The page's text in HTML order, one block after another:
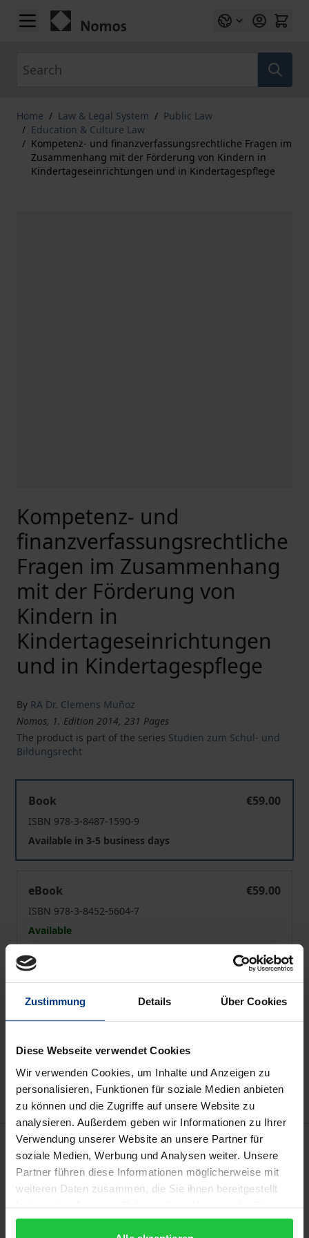
Zustimmung Details Über Cookies
Diese Webseite verwendet Cookies
Wir verwenden Cookies, um Inhalte und Anzeigen zu
personalisieren, Funktionen für soziale Medien anbieten
zu können und die Zugriffe auf unsere Website zu
analysieren. Außerdem geben wir Informationen zu Ihrer
Verwendung unserer Website an unsere Partner für
soziale Medien, Werbung und Analysen weiter. Unsere
Partner führen diese Informationen möglicherweise mit
weiteren Daten zusammen, die Sie ihnen bereitgestellt
gesammelt haben.
Skip to Content
Home / Law & Legal System / Public Law
/ Education & Culture Law
/ Kompetenz- und finanzverfassungsrechtliche Fragen im
Zusammenhang mit der Förderung von Kindern in
Kindertageseinrichtungen und in Kindertagespflege
Kompetenz- und
finanzverfassungsrechtliche
Fragen im Zusammenhang
mit der Förderung von
Kindern in
Kindertageseinrichtungen
und in Kindertagespflege
By RA Dr. Clemens Muñoz
Nomos, 1. Edition 2014, 231 Pages
The product is part of the series Studien zum Schul- und
Bildungsrecht
Book
€59.00
ISBN 978-3-8487-1590-9
Available in 3-5 business days
eBook
€59.00
ISBN 978-3-8452-5604-7
Available
Add to Wish List
Delivery cost notice
Description
Zwischen Bund, Ländern und Kommunen besteht
frühe Förderung von Kindern eine wichtige